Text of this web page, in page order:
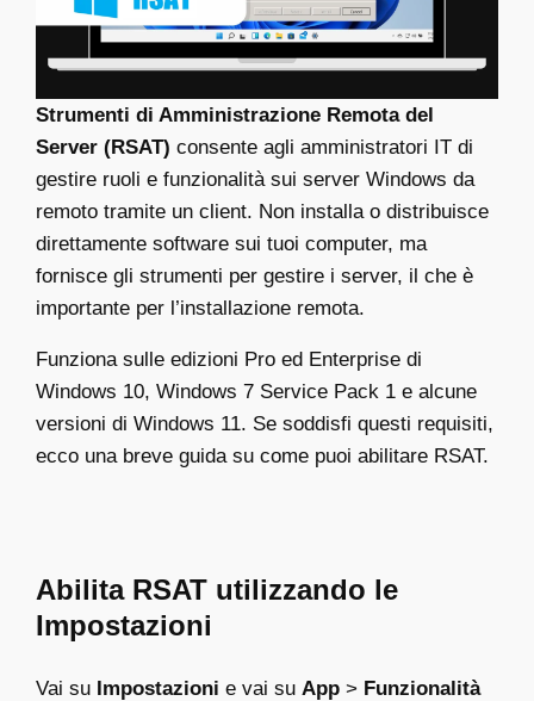
Strumenti di Amministrazione Remota del
Server (RSAT) consente agli amministratori IT di
gestire ruoli e funzionalità sui server Windows da
remoto tramite un client. Non installa o distribuisce
direttamente software sui tuoi computer, ma
fornisce gli strumenti per gestire i server, il che è
importante per l’installazione remota.
Funziona sulle edizioni Pro ed Enterprise di
Windows 10, Windows 7 Service Pack 1 e alcune
versioni di Windows 11. Se soddisfi questi requisiti,
ecco una breve guida su come puoi abilitare RSAT.
Abilita RSAT utilizzando le
Impostazioni
Vai su Impostazioni e vai su App > Funzionalità